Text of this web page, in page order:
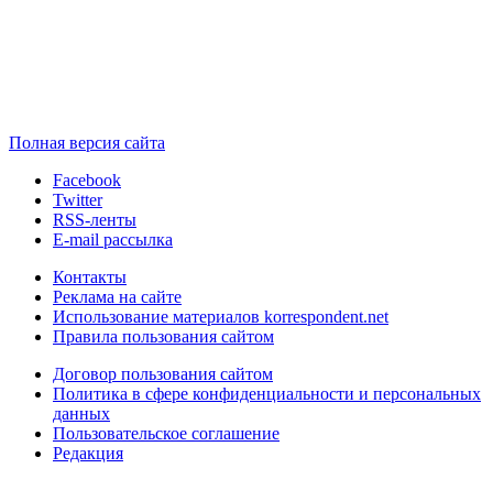
Полная версия сайта
Facebook
Twitter
RSS-ленты
E-mail рассылка
Контакты
Реклама на сайте
Использование материалов korrespondent.net
Правила пользования сайтом
Договор пользования сайтом
Политика в сфере конфиденциальности и персональных
данных
Пользовательское соглашение
Редакция